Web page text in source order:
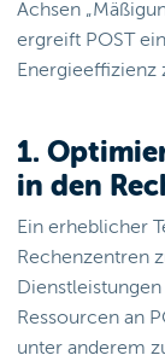
Achsen
ergreift POST
Energieeffizienz
1.
in den
Ein erheblicher
Rechenzentren
Ressourcen an
unter anderem